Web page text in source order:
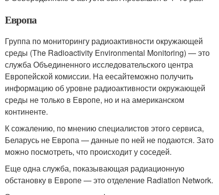
Европа
Группа по мониторингу радиоактивности окружающей
среды (The Radioactivity Environmental Monitoring) — это
служба Объединенного исследовательского центра
Европейской комиссии. На еесайтеможно получить
информацию об уровне радиоактивности окружающей
среды не только в Европе, но и на американском
континенте.
К сожалению, по мнению специалистов этого сервиса,
Беларусь не Европа — данные по ней не подаются. Зато
можно посмотреть, что происходит у соседей.
Еще одна служба, показывающая радиационную
обстановку в Европе — это отделение Radiation Network.